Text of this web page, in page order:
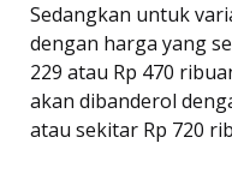
Sedangkan untuk
dengan harga yang
229 atau Rp 470
akan dibanderol
atau sekitar Rp 720